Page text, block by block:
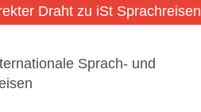
Draht zu iSt Sprachreisen